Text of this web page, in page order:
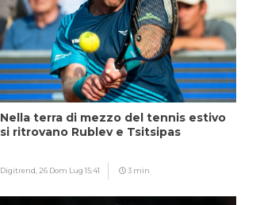
Nella terra di mezzo del tennis estivo
si ritrovano Rublev e Tsitsipas
Digitrend, 26 Dom Lug 15:41 3 min